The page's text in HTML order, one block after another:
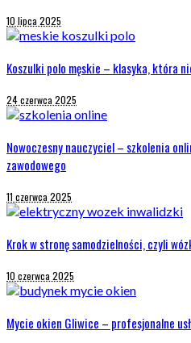
10 lipca 2025
Koszulki polo męskie – klasyka, która
24 czerwca 2025
Nowoczesny nauczyciel – szkolenia
zawodowego
11 czerwca 2025
Krok w stronę samodzielności, czyli
10 czerwca 2025
Mycie okien Gliwice – profesjonalne